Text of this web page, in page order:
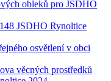
obleků pro JSDHO
JSDHO Rynoltice
osvětlení v obci
věcných prostředků